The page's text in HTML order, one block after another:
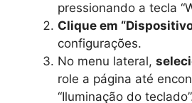
pressionando a tecla
Clique em
configurações.
No menu lateral,
role a página até
“Iluminação do